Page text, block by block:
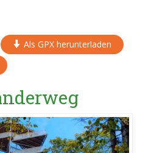
Als GPX herunterladen